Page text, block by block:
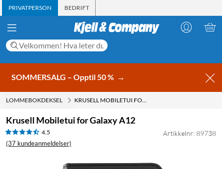
PRIVATPERSON BEDRIFT
SOMMERSALG – Opptil 50 % →
LOMMEBOKDEKSEL KRUSELL MOBILETUI FOR GALAXY A12
Krusell Mobiletui for Galaxy A12
4.5
(37 kundeanmeldelser)
Artikkelnr: 89738